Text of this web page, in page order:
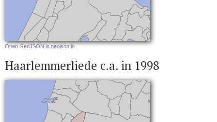
Open GeoJSON in geojson.io
Haarlemmerliede c.a. in 1998